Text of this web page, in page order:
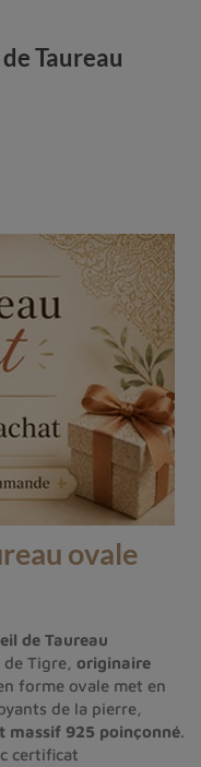
Taureau
ovale
de Taureau
de Tigre, originaire
forme ovale met en
de la pierre,
massif 925 poinçonné.
certificat